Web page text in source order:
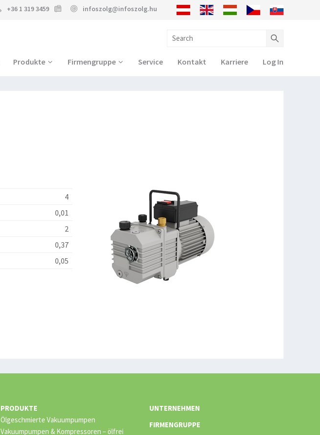
+36 1 319 3459 infoszolg@infoszolg.hu
Produkte Firmengruppe Service Kontakt Karriere Log In
4
0,01
2
0,37
0,05
PRODUKTE
Ölgeschmierte Vakuumpumpen
Vakuumpumpen & Kompressoren – ölfrei
UNTERNEHMEN
FIRMENGRUPPE